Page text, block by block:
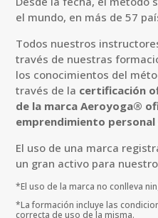
el mundo, en más de 57
Todos nuestros
través de nuestras
los conocimientos del
través de la certificación
de la marca Aeroyoga®
emprendimiento personal
El uso de una marca
un gran activo para
*El uso de la marca no conlleva
*La formación incluye las
correcta de uso de la misma.